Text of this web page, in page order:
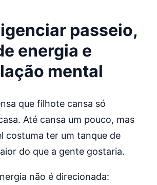
passeio,
energia e
mental
que filhote cansa só
Até cansa um pouco, mas
costuma ter um tanque de
do que a gente gostaria.
não é direcionada: